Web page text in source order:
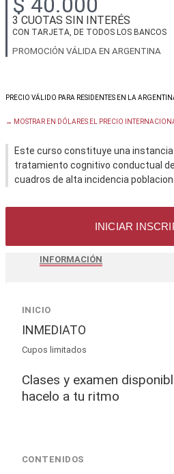
3 CUOTAS SIN INTERÉS
CON TARJETA, DE TODOS LOS BANCOS
PROMOCIÓN VÁLIDA EN ARGENTINA
→ MOSTRAR EN DÓLARES EL PRECIO
Este curso constituye una instancia
tratamiento cognitivo conductual
cuadros de alta incidencia
INICIAR
INFORMACIÓN
INICIO
INMEDIATO
Cupos limitados
Clases y examen
hacelo a tu ritmo
CONTENIDOS